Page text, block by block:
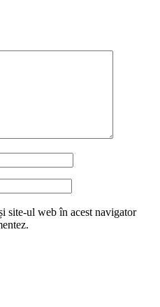
site-ul web în acest navigator